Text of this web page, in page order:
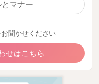
とマナー
聞かせください
せはこちら